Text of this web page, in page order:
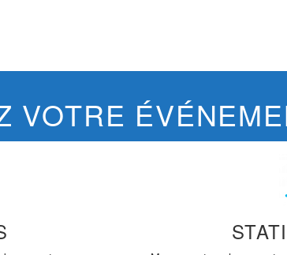
VOTRE